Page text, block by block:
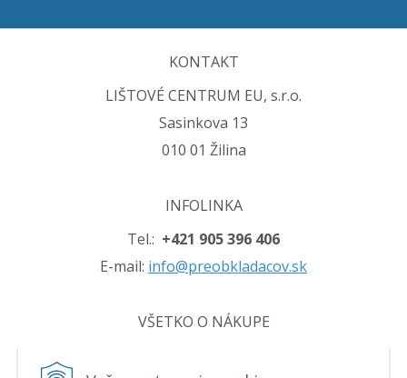
KONTAKT
LIŠTOVÉ CENTRUM EU, s.r.o.
Sasinkova 13
010 01 Žilina
INFOLINKA
Tel.: +421 905 396 406
E-mail: info@preobkladacov.sk
VŠETKO O NÁKUPE